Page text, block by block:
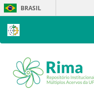
Skip
navigation
BRASIL